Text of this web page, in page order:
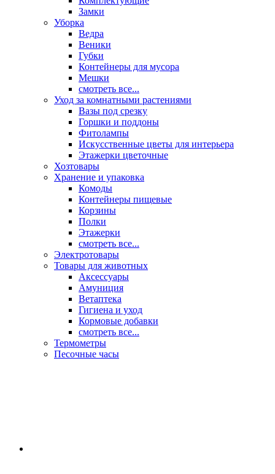
Замки
Уборка
Ведра
Веники
Губки
Контейнеры для мусора
Мешки
смотреть все...
Уход за комнатными растениями
Вазы под срезку
Горшки и поддоны
Фитолампы
Искусственные цветы для интерьера
Этажерки цветочные
Хозтовары
Хранение и упаковка
Комоды
Контейнеры пищевые
Корзины
Полки
Этажерки
смотреть все...
Электротовары
Товары для животных
Аксессуары
Амуниция
Ветаптека
Гигиена и уход
Кормовые добавки
смотреть все...
Термометры
Песочные часы